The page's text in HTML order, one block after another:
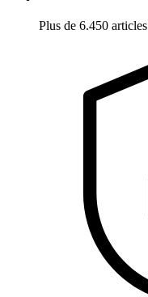
Plus de 6.450 articles